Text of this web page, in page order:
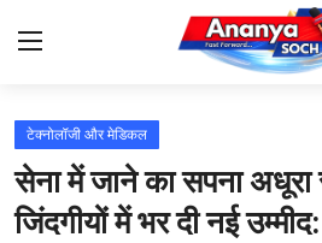
Home
Contact
टेक्नोलॉजी और मेडिकल
सेना में जाने का सपना
जिंदगीयों में भर दी नई